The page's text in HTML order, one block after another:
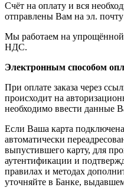
Счёт на оплату и вся
отправлены Вам на эл.
Мы работаем на упрощённой
НДС.
Электронным способом
При оплате заказа через
происходит на
необходимо ввести данные
Если Ваша карта
автоматически
выпустившего карту, для
аутентификации и
правилах и методах
уточняйте в Банке,